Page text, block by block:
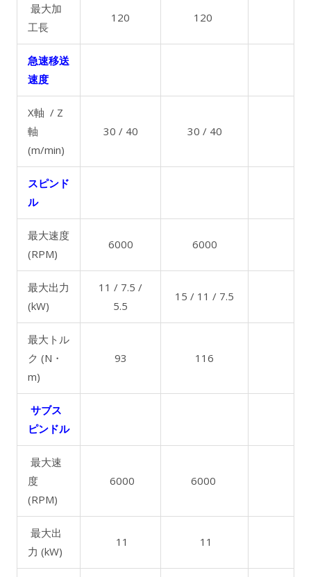
最大加
工長
120 120
急速移送
速度
X軸 / Z
軸
(m/min)
30 / 40 30 / 40
スピンド
ル
最大速度
(RPM)
6000 6000
最大出力
(kW)
11 / 7.5 /
5.5
15 / 11 / 7.5
最大トル
ク (N・
m)
93 116
サブス
ピンドル
最大速
度
(RPM)
6000 6000
最大出
力 (kW)
11 11